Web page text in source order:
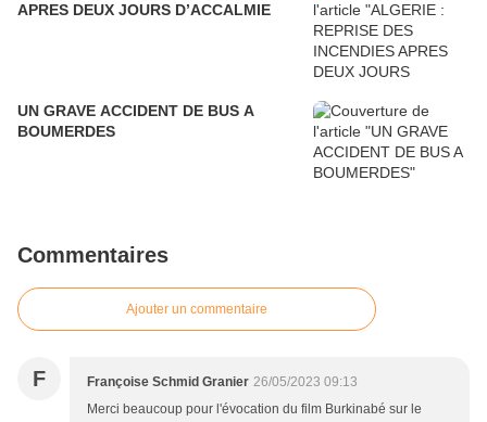
APRES DEUX JOURS D’ACCALMIE
UN GRAVE ACCIDENT DE BUS A
BOUMERDES
Commentaires
Ajouter un commentaire
F Françoise Schmid Granier 26/05/2023 09:13
Merci beaucoup pour l'évocation du film Burkinabé sur le